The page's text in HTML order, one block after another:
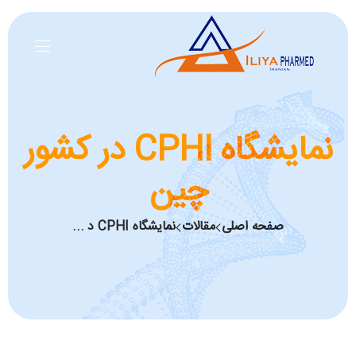
نمایشگاه CPHI در کشور
چین
صفحه اصلی مقالات نمایشگاه CPHI د ...